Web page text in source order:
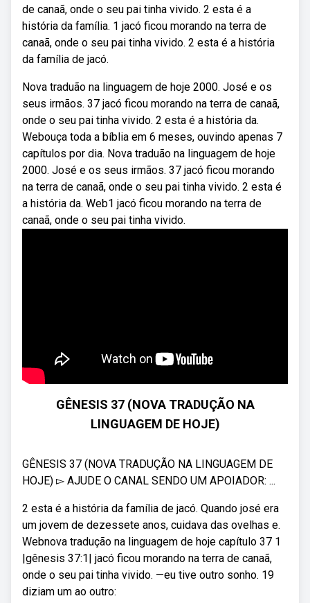
de canaã, onde o seu pai tinha vivido. 2 esta é a
história da família. 1 jacó ficou morando na terra de
canaã, onde o seu pai tinha vivido. 2 esta é a história
da família de jacó.
Nova traduҫão na linguagem de hoje 2000. José e os
seus irmãos. 37 jacó ficou morando na terra de canaã,
onde o seu pai tinha vivido. 2 esta é a história da.
Webouça toda a bíblia em 6 meses, ouvindo apenas 7
capítulos por dia. Nova traduҫão na linguagem de hoje
2000. José e os seus irmãos. 37 jacó ficou morando
na terra de canaã, onde o seu pai tinha vivido. 2 esta é
a história da. Web1 jacó ficou morando na terra de
canaã, onde o seu pai tinha vivido.
GÊNESIS 37 (NOVA TRADUÇÃO NA
LINGUAGEM DE HOJE)
GÊNESIS 37 (NOVA TRADUÇÃO NA LINGUAGEM DE
HOJE) ▻ AJUDE O CANAL SENDO UM APOIADOR: ...
2 esta é a história da família de jacó. Quando josé era
um jovem de dezessete anos, cuidava das ovelhas e.
Webnova tradução na linguagem de hoje capítulo 37 1
|gênesis 37:1| jacó ficou morando na terra de canaã,
onde o seu pai tinha vivido. —eu tive outro sonho. 19
diziam um ao outro: